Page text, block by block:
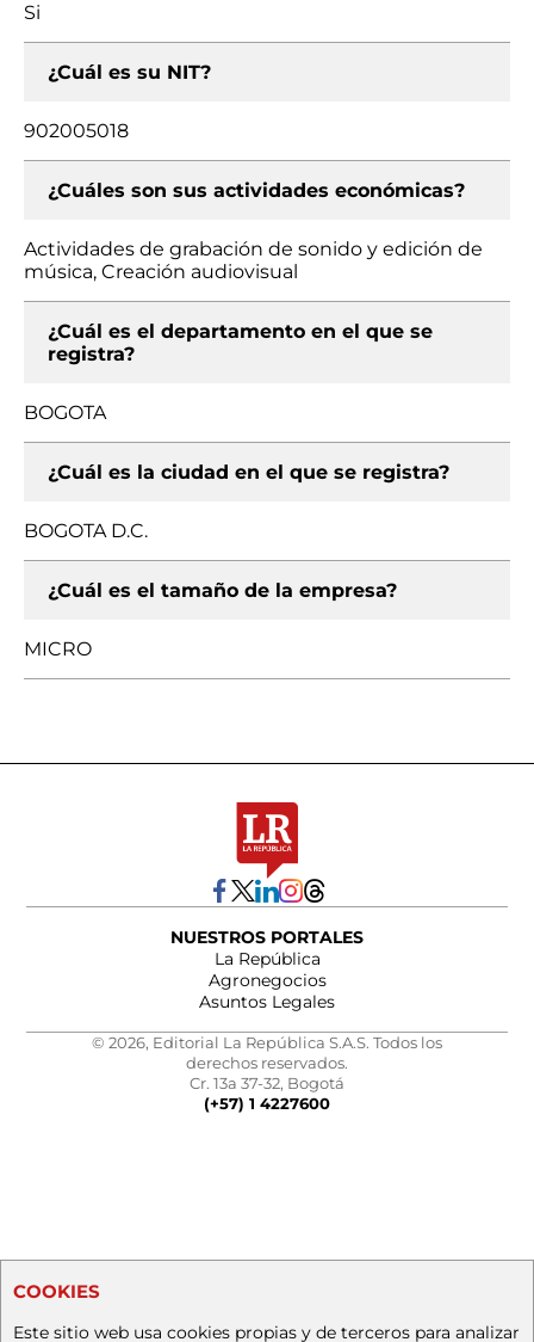
Si
¿Cuál es su NIT?
902005018
¿Cuáles son sus actividades económicas?
Actividades de grabación de sonido y edición de
música, Creación audiovisual
¿Cuál es el departamento en el que se
registra?
BOGOTA
¿Cuál es la ciudad en el que se registra?
BOGOTA D.C.
¿Cuál es el tamaño de la empresa?
MICRO
NUESTROS PORTALES
La República
Agronegocios
Asuntos Legales
© 2026, Editorial La República S.A.S. Todos los
derechos reservados.
Cr. 13a 37-32, Bogotá
(+57) 1 4227600
COOKIES
Este sitio web usa cookies propias y de terceros para analizar